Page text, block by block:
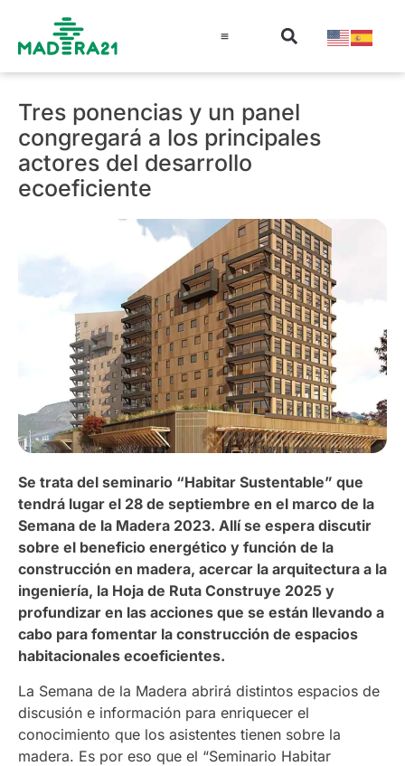
Tres ponencias y un panel
congregará a los principales
actores del desarrollo
ecoeficiente
Se trata del seminario “Habitar Sustentable” que
tendrá lugar el 28 de septiembre en el marco de la
Semana de la Madera 2023. Allí se espera discutir
sobre el beneficio energético y función de la
construcción en madera, acercar la arquitectura a la
ingeniería, la Hoja de Ruta Construye 2025 y
profundizar en las acciones que se están llevando a
cabo para fomentar la construcción de espacios
habitacionales ecoeficientes.
La Semana de la Madera abrirá distintos espacios de
discusión e información para enriquecer el
conocimiento que los asistentes tienen sobre la
madera. Es por eso que el “Seminario Habitar